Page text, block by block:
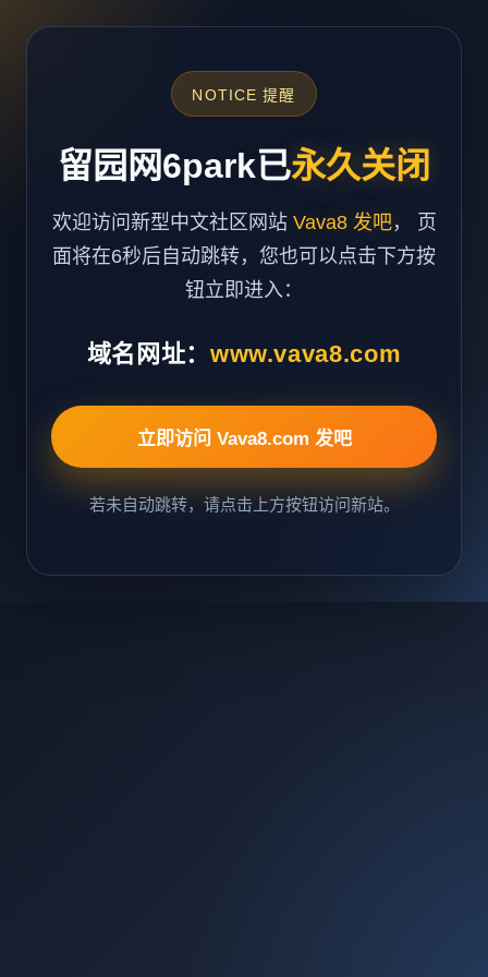
NOTICE 提醒
留园网6park已永久关闭
欢迎访问新型中文社区网站 Vava8 发吧， 页
面将在6秒后自动跳转，您也可以点击下方按
钮立即进入：
域名网址： www.vava8.com
立即访问 Vava8.com 发吧
若未自动跳转，请点击上方按钮访问新站。